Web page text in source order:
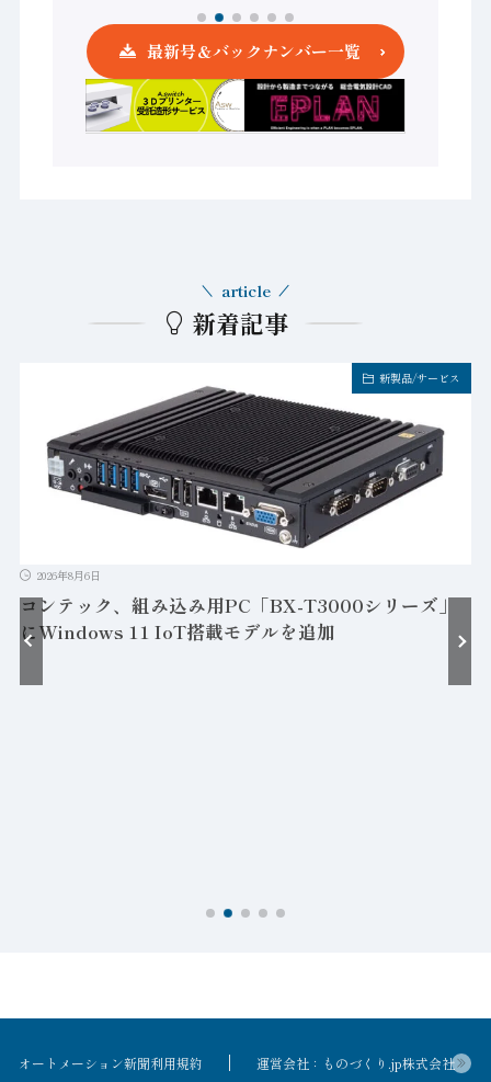
最新号＆バックナンバー一覧
新着記事
article
新製品/サービス
2026年8月6日
コンテック、組み込み用PC「BX-T3000シリーズ」
にWindows 11 IoT搭載モデルを追加
オートメーション新聞利用規約 運営会社：ものづくり.jp株式会社